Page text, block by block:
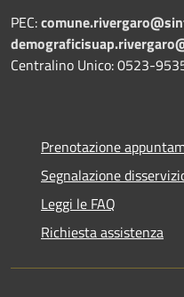
PEC:
Centralino Unico: 0523-
Prenotazione
Segnalazione
Leggi le FAQ
Richiesta assistenza